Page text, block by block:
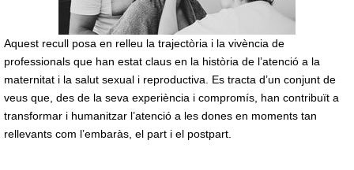
Aquest recull posa en relleu la trajectòria i la vivència de
professionals que han estat claus en la història de l’atenció a la
maternitat i la salut sexual i reproductiva. Es tracta d’un conjunt de
veus que, des de la seva experiència i compromís, han contribuït a
transformar i humanitzar l’atenció a les dones en moments tan
rellevants com l’embaràs, el part i el postpart.